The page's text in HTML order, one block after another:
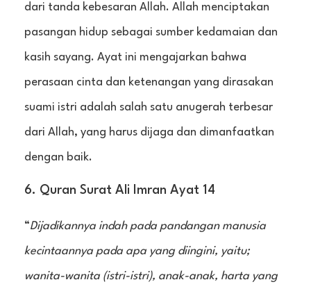
dari tanda kebesaran Allah. Allah menciptakan
pasangan hidup sebagai sumber kedamaian dan
kasih sayang. Ayat ini mengajarkan bahwa
perasaan cinta dan ketenangan yang dirasakan
suami istri adalah salah satu anugerah terbesar
dari Allah, yang harus dijaga dan dimanfaatkan
dengan baik.
6. Quran Surat Ali Imran Ayat 14
“Dijadikannya indah pada pandangan manusia
kecintaannya pada apa yang diingini, yaitu;
wanita-wanita (istri-istri), anak-anak, harta yang